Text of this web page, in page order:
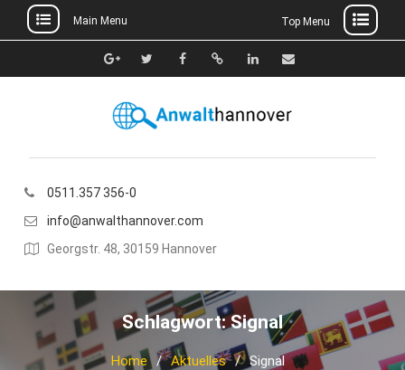
to
Main Menu Top Menu
Google+TwitterFacebook
Xing Linkedin
E-
0511.357 356-0
info@anwalthannover.com
Georgstr. 48, 30159 Hannover
Schlagwort:Signal
Home Aktuelles Signal